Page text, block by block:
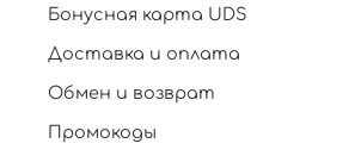
Бонусная карта UDS
Доставка и оплата
Обмен и возврат
Промокоды